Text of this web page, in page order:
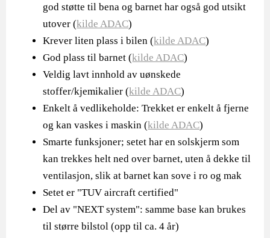
god støtte til bena og barnet har også god utsikt
utover (kilde ADAC)
Krever liten plass i bilen (kilde ADAC)
God plass til barnet (kilde ADAC)
Veldig lavt innhold av uønskede
stoffer/kjemikalier (kilde ADAC)
Enkelt å vedlikeholde: Trekket er enkelt å fjerne
og kan vaskes i maskin (kilde ADAC)
Smarte funksjoner; setet har en solskjerm som
kan trekkes helt ned over barnet, uten å dekke til
ventilasjon, slik at barnet kan sove i ro og mak
Setet er "TUV aircraft certified"
Del av "NEXT system": samme base kan brukes
til større bilstol (opp til ca. 4 år)